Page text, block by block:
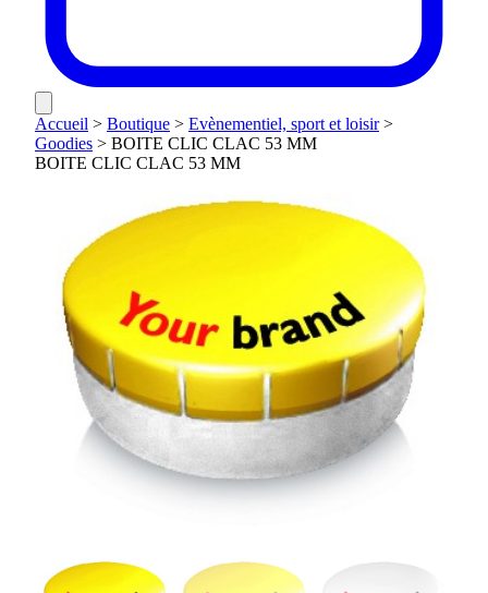
Accueil > Boutique > Evènementiel, sport et loisir>
Goodies > BOITE CLIC CLAC 53 MM
BOITE CLIC CLAC 53 MM